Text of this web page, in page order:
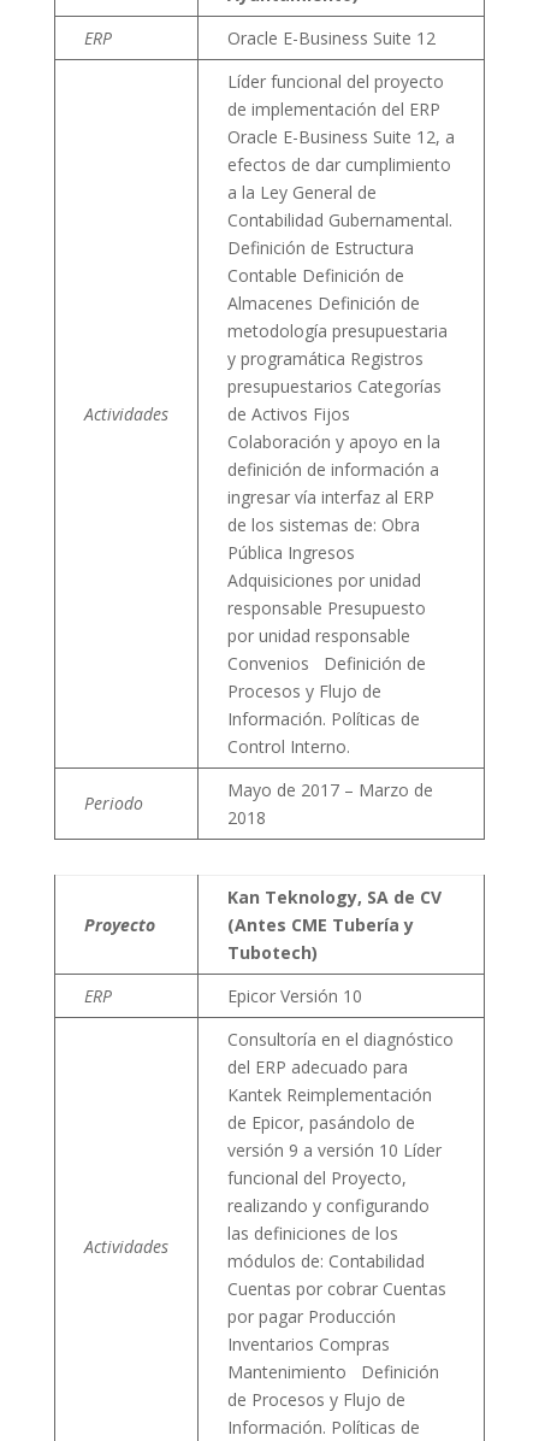
ERP
Oracle E-Business Suite 12
Actividades
Líder funcional del proyecto
de implementación del ERP
Oracle E-Business Suite 12, a
efectos de dar cumplimiento
a la Ley General de
Contabilidad Gubernamental.
Definición de Estructura
Contable Definición de
Almacenes Definición de
metodología presupuestaria
y programática Registros
presupuestarios Categorías
de Activos Fijos
Colaboración y apoyo en la
definición de información a
ingresar vía interfaz al ERP
de los sistemas de: Obra
Pública Ingresos
Adquisiciones por unidad
responsable Presupuesto
por unidad responsable
Convenios Definición de
Procesos y Flujo de
Información. Políticas de
Control Interno.
Periodo
Mayo de 2017 – Marzo de
2018
Proyecto
Kan Teknology, SA de CV
(Antes CME Tubería y
Tubotech)
ERP
Epicor Versión 10
Actividades
Consultoría en el diagnóstico
del ERP adecuado para
Kantek Reimplementación
de Epicor, pasándolo de
versión 9 a versión 10 Líder
funcional del Proyecto,
realizando y configurando
las definiciones de los
módulos de: Contabilidad
Cuentas por cobrar Cuentas
por pagar Producción
Inventarios Compras
Mantenimiento Definición
de Procesos y Flujo de
Información. Políticas de